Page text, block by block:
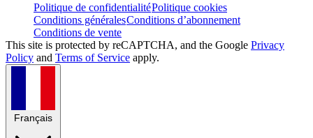
Politique de confidentialitéPolitique cookies
Conditions généralesConditions d’abonnement
Conditions de vente
This site is protected by reCAPTCHA, and the Google Privacy
Policy and Terms of Service apply.
Français